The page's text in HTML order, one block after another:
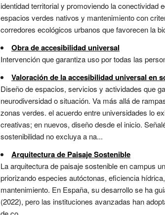
identidad territorial y promoviendo la conectividad
espacios verdes nativos y mantenimiento con
corredores ecológicos urbanos que favorecen la
Obra de accesibilidad universal
Intervención que garantiza uso por todas las
Valoración de la accesibilidad universal en
Diseño de espacios, servicios y actividades que
neurodiversidad o situación. Va más allá de
zonas verdes. el acuerdo entre universidades lo
creativas; en nuevos, diseño desde el inicio.
sostenibilidad no excluya a na...
Arquitectura de Paisaje Sostenible
La arquitectura de paisaje sostenible en campus
priorizando especies autóctonas, eficiencia
mantenimiento. En España, su desarrollo se ha
(2022), pero las instituciones avanzadas han